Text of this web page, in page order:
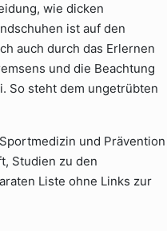
wie dicken
ist auf den
auch durch das Erlernen
und die Beachtung
So steht dem ungetrübten
und Prävention
Studien zu den
Liste ohne Links zur